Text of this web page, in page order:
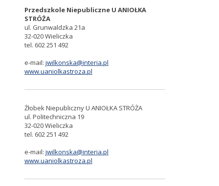
Przedszkole Niepubliczne U ANIOŁKA
STRÓŻA
ul. Grunwaldzka 21a
32-020 Wieliczka
tel. 602 251 492
e-mail: jwilkonska@interia.pl
www.uaniolkastroza.pl
Żłobek Niepubliczny U ANIOŁKA STRÓŻA
ul. Politechniczna 19
32-020 Wieliczka
tel. 602 251 492
e-mail: jwilkonska@interia.pl
www.uaniolkastroza.pl